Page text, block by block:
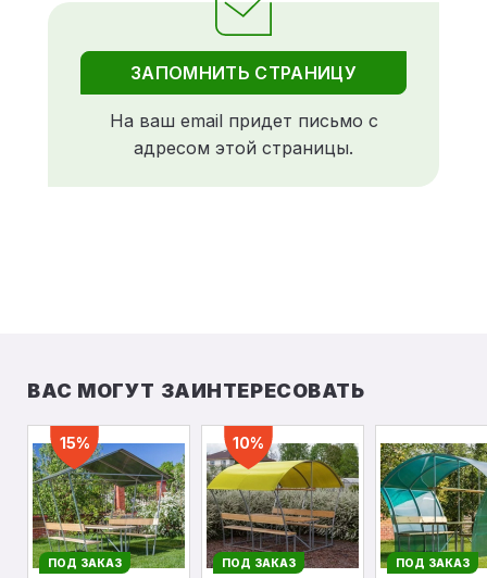
ЗАПОМНИТЬ СТРАНИЦУ
На ваш email придет письмо с
адресом этой страницы.
ВАС МОГУТ ЗАИНТЕРЕСОВАТЬ
15%
ПОД ЗАКАЗ
10%
ПОД ЗАКАЗ ПОД ЗАКАЗ